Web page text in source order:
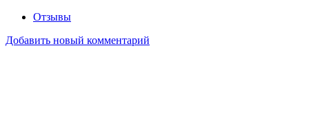
Отзывы
Добавить новый комментарий